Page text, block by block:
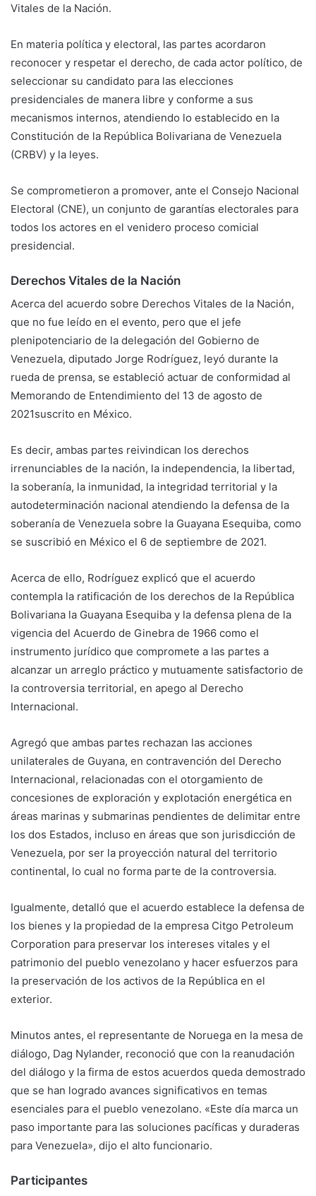
Vitales de la Nación.
En materia política y electoral, las partes acordaron
reconocer y respetar el derecho, de cada actor político, de
seleccionar su candidato para las elecciones
presidenciales de manera libre y conforme a sus
mecanismos internos, atendiendo lo establecido en la
Constitución de la República Bolivariana de Venezuela
(CRBV) y la leyes.
Se comprometieron a promover, ante el Consejo Nacional
Electoral (CNE), un conjunto de garantías electorales para
todos los actores en el venidero proceso comicial
presidencial.
Derechos Vitales de la Nación
Acerca del acuerdo sobre Derechos Vitales de la Nación,
que no fue leído en el evento, pero que el jefe
plenipotenciario de la delegación del Gobierno de
Venezuela, diputado Jorge Rodríguez, leyó durante la
rueda de prensa, se estableció actuar de conformidad al
Memorando de Entendimiento del 13 de agosto de
2021suscrito en México.
Es decir, ambas partes reivindican los derechos
irrenunciables de la nación, la independencia, la libertad,
la soberanía, la inmunidad, la integridad territorial y la
autodeterminación nacional atendiendo la defensa de la
soberanía de Venezuela sobre la Guayana Esequiba, como
se suscribió en México el 6 de septiembre de 2021.
Acerca de ello, Rodríguez explicó que el acuerdo
contempla la ratificación de los derechos de la República
Bolivariana la Guayana Esequiba y la defensa plena de la
vigencia del Acuerdo de Ginebra de 1966 como el
instrumento jurídico que compromete a las partes a
alcanzar un arreglo práctico y mutuamente satisfactorio de
la controversia territorial, en apego al Derecho
Internacional.
Agregó que ambas partes rechazan las acciones
unilaterales de Guyana, en contravención del Derecho
Internacional, relacionadas con el otorgamiento de
concesiones de exploración y explotación energética en
áreas marinas y submarinas pendientes de delimitar entre
los dos Estados, incluso en áreas que son jurisdicción de
Venezuela, por ser la proyección natural del territorio
continental, lo cual no forma parte de la controversia.
Igualmente, detalló que el acuerdo establece la defensa de
los bienes y la propiedad de la empresa Citgo Petroleum
Corporation para preservar los intereses vitales y el
patrimonio del pueblo venezolano y hacer esfuerzos para
la preservación de los activos de la República en el
exterior.
Minutos antes, el representante de Noruega en la mesa de
diálogo, Dag Nylander, reconoció que con la reanudación
del diálogo y la firma de estos acuerdos queda demostrado
que se han logrado avances significativos en temas
esenciales para el pueblo venezolano. «Este día marca un
paso importante para las soluciones pacíficas y duraderas
para Venezuela», dijo el alto funcionario.
Participantes